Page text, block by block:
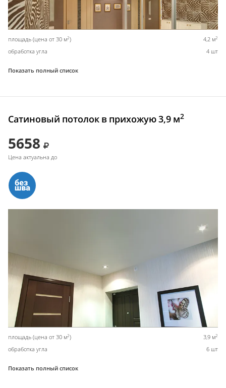
площадь (цена от 30 м2) 4,2 м2
обработка угла 4 шт
Показать полный список
Сатиновый потолок в прихожую 3,9 м2
5658
Цена актуальна до
площадь (цена от 30 м2) 3,9 м2
обработка угла 6 шт
Показать полный список